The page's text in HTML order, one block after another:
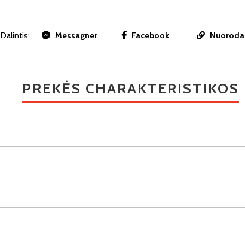
Dalintis: Messagner Facebook Nuoroda
PREKĖS CHARAKTERISTIKOS